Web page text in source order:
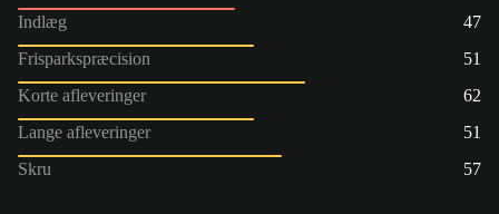
Indlæg
47
Frisparkspræcision
51
Korte afleveringer
62
Lange afleveringer
51
Skru
57